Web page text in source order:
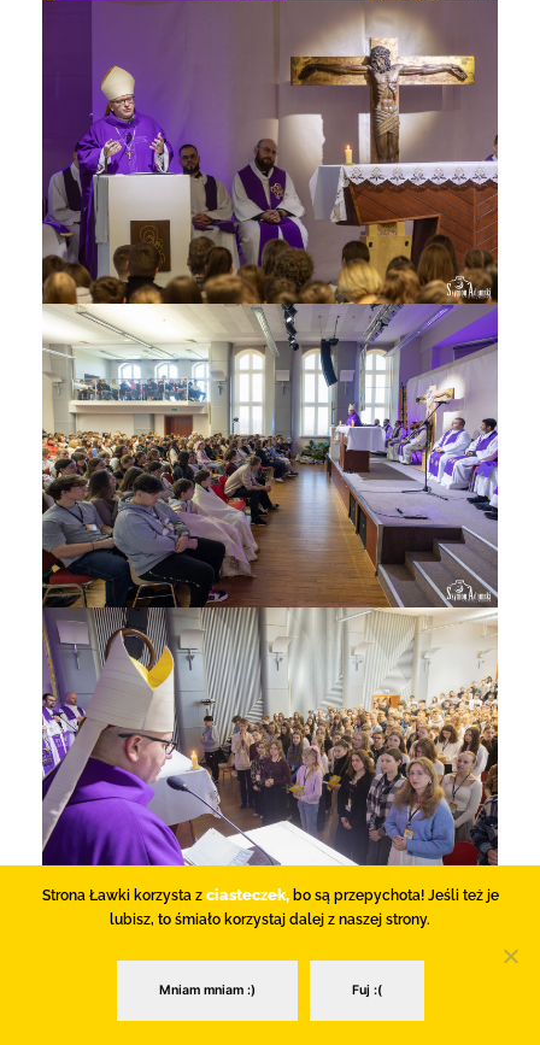
Strona Ławki korzysta z ciasteczek,bo są przepychota! Jeśli też je
lubisz, to śmiało korzystaj dalej z naszej strony.
Mniam mniam :) Fuj :(